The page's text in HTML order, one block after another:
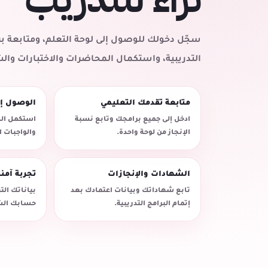
سجّل دخولك للوصول إلى لوحة التعلم،
التدريبية، واستكمال المحاضرات والاختبارات
متابعة تقدمك التعليمي
ادخل إلى جميع برامجك وتابع نسبة
الإنجاز من لوحة واحدة.
الوصول
استكمل
الشهادات والإنجازات
تابع شهاداتك وبيانات اعتمادك بعد
إتمام البرامج التدريبية.
تجربة
بياناتك
حسابك